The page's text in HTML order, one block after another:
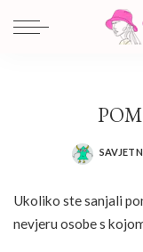
POSTED
Ukoliko ste sanjali
nevjeru osobe s